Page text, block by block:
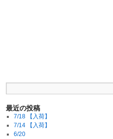
最近の投稿
7/18 【入荷】
7/14 【入荷】
6/20